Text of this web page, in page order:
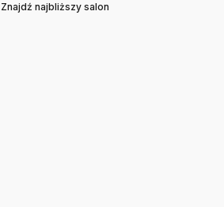
Znajdź najbliższy salon